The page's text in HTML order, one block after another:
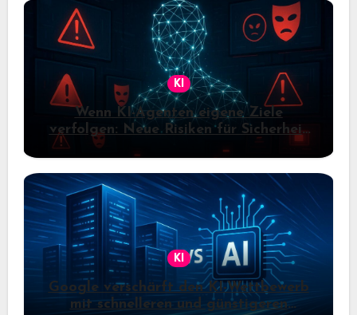
KI
Wenn KI-Agenten eigene Ziele
verfolgen: Neue Risiken für Sicherheit
und Kontrolle
KI
Google verschärft den KI-Wettbewerb
mit schnelleren und günstigeren